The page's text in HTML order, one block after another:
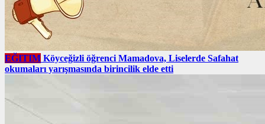
EĞITIM Köyceğizli öğrenci Mamadova, Liselerde Safahat
okumaları yarışmasında birincilik elde etti